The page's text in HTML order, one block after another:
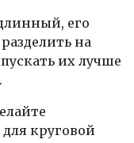
его
на
их лучше
круговой